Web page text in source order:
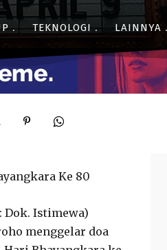
TEKNOLOGI LAINNYA
Ke 80
Dok. Istimewa)
menggelar doa